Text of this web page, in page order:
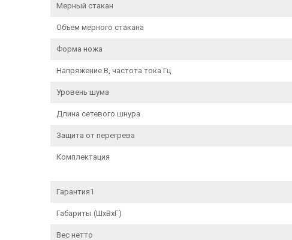
Мерный стакан
Объем мерного стакана
Форма ножа
Напряжение В, частота тока Гц
Уровень шума
Длина сетевого шнура
Защита от перегрева
Комплектация
Гарантия1
Габариты (ШxВxГ)
Вес нетто